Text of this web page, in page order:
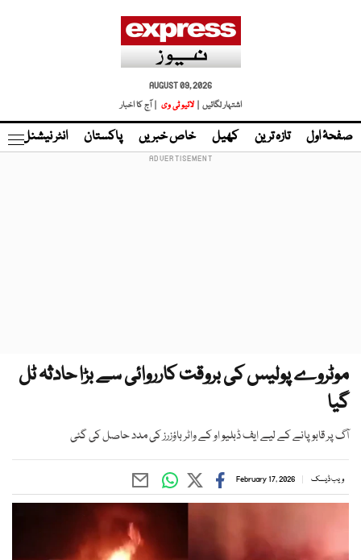
AUGUST 09, 2026
اشتہار لگائیں |
لائیو ٹی وی | آج کا اخبار
صفحۂ اول تازہ ترین کھیل خاص خبریں پاکستان انٹر نیشنل
موٹروے پولیس کی بروقت کارروائی سے بڑا حادثہ ٹل
گیا
آگ پر قابو پانے کے لیے ایف ڈبلیو او کے واٹر باؤزرز کی مدد حاصل کی گئی
ویب ڈیسک February 17, 2026